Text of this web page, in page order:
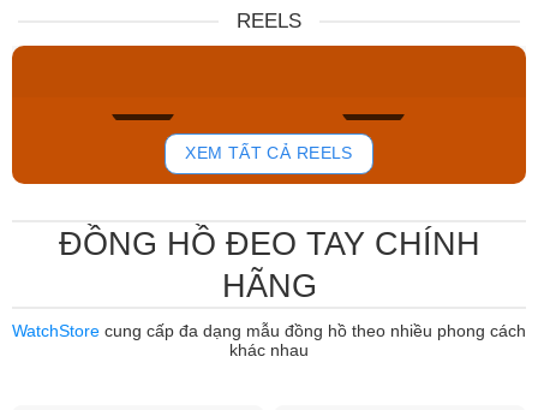
REELS
759
XEM TẤT CẢ REELS
ĐỒNG HỒ ĐEO TAY CHÍNH
HÃNG
WatchStore cung cấp đa dạng mẫu đồng hồ theo nhiều phong cách
khác nhau